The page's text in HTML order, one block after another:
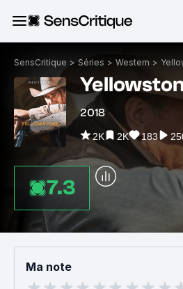
SensCritique > Séries > Western >
2018
2K 2K 183
7.3
Ma note